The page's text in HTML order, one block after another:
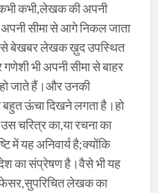
कभी,लेखक की अपनी
सीमा से आगे निकल जाता
से बेखबर लेखक ख़ुद उपस्थित
भी अपनी सीमा से बाहर
जाते हैं।और उनकी
ऊंचा दिखने लगता है।हो
चरित्र का,या रचना का
में यह अनिवार्य है;क्योंकि
का संप्रेषण है।वैसे भी यह
लेखक का